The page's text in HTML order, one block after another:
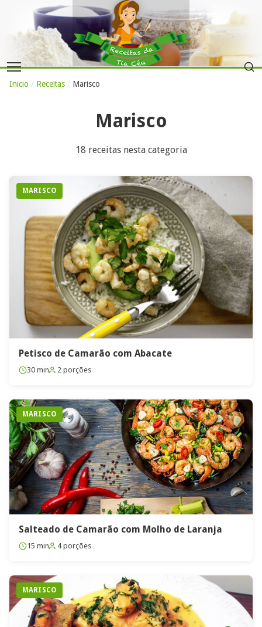
Inicio / Receitas / Marisco
Marisco
18 receitas nesta categoria
MARISCO
Petisco de Camarão com Abacate
30 min 2 porções
MARISCO
Salteado de Camarão com Molho de Laranja
15 min 4 porções
MARISCO